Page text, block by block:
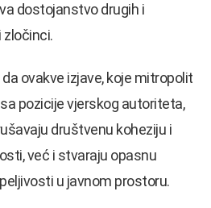
dostojanstvo drugih i
ovakve izjave, koje mitropolit
pozicije vjerskog autoriteta,
društvenu koheziju i
već i stvaraju opasnu
u javnom prostoru.